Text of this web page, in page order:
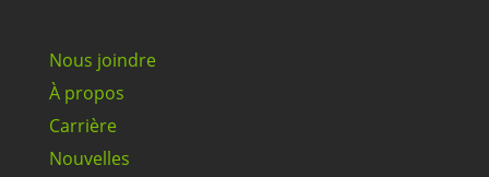
Nous joindre
À propos
Carrière
Nouvelles